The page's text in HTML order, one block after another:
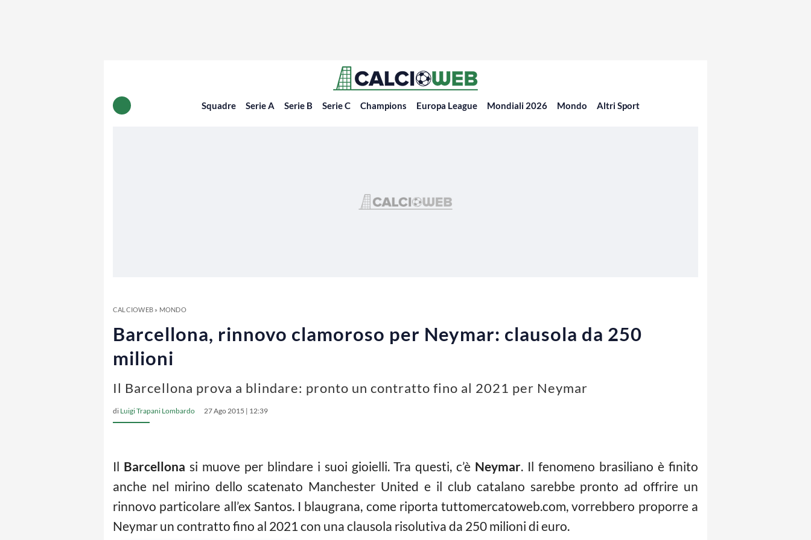
Squadre Serie A Serie B Serie C Champions Europa League Mondiali 2026 Mondo Altri Sport
CALCIOWEB» MONDO
Barcellona, rinnovo clamoroso per Neymar: clausola da 250
milioni
Il Barcellona prova a blindare: pronto un contratto fino al 2021 per Neymar
di Luigi Trapani Lombardo 27 Ago 2015 | 12:39
Il Barcellona si muove per blindare i suoi gioielli. Tra questi, c’è Neymar. Il fenomeno brasiliano è finito
anche nel mirino dello scatenato Manchester United e il club catalano sarebbe pronto ad offrire un
rinnovo particolare all’ex Santos. I blaugrana, come riporta tuttomercatoweb.com, vorrebbero proporre a
Neymar un contratto fino al 2021 con una clausola risolutiva da 250 milioni di euro.